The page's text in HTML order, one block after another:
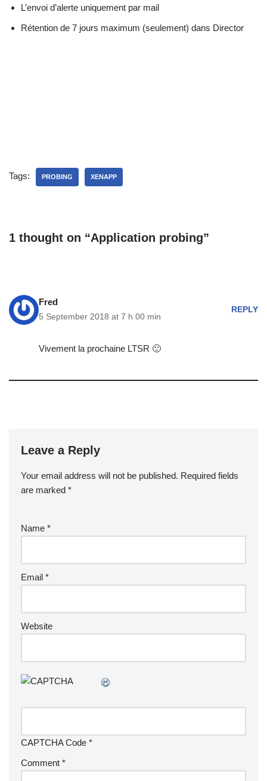
L’envoi d’alerte uniquement par mail
Rétention de 7 jours maximum (seulement) dans Director
Tags: PROBING XENAPP
1 thought on “Application probing”
Fred
5 September 2018 at 7 h 00 min
REPLY
Vivement la prochaine LTSR 🙂
Leave a Reply
Your email address will not be published. Required fields
are marked *
Name *
Email *
Website
CAPTCHA Code *
Comment *